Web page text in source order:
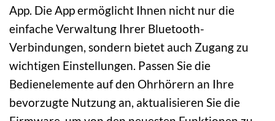
App. Die App ermöglicht Ihnen nicht nur die
einfache Verwaltung Ihrer Bluetooth-
Verbindungen, sondern bietet auch Zugang zu
wichtigen Einstellungen. Passen Sie die
Bedienelemente auf den Ohrhörern an Ihre
bevorzugte Nutzung an, aktualisieren Sie die